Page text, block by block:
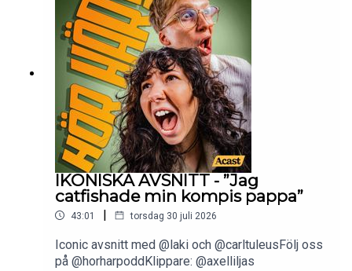
IKONISKA AVSNITT - ”Jag
catfishade min kompis pappa”
43:01 | torsdag 30 juli 2026
Iconic avsnitt med @laki och @carltuleusFölj oss
på @horharpoddKlippare: @axelliljas